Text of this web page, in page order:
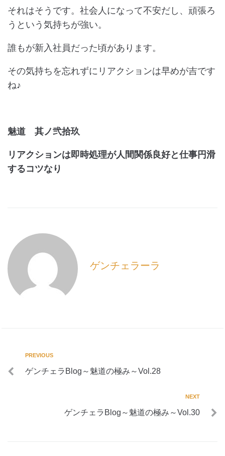
それはそうです。社会人になって不安だし、頑張ろ
うという気持ちが強い。
誰もが新入社員だった頃があります。
その気持ちを忘れずにリアクションは早めが吉です
ね♪
魅道 其ノ弐拾玖
リアクションは即時処理が人間関係良好と仕事円滑
するコツなり
ゲンチェラーラ
PREVIOUS
ゲンチェラBlog～魅道の極み～Vol.28
NEXT
ゲンチェラBlog～魅道の極み～Vol.30